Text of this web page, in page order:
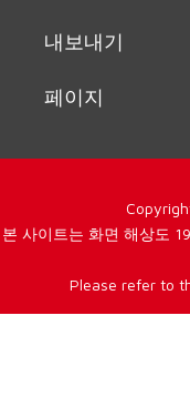
내보내기
페이지
본 사이트는 화면 해상도
Please refer to